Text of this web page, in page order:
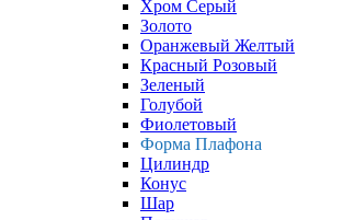
Хром Серый
Золото
Оранжевый Желтый
Красный Розовый
Зеленый
Голубой
Фиолетовый
Форма Плафона
Цилиндр
Конус
Шар